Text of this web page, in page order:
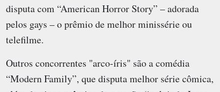
disputa com “American Horror Story” – adorada
pelos gays – o prêmio de melhor minissérie ou
telefilme.
Outros concorrentes "arco-íris" são a comédia
“Modern Family”, que disputa melhor série cômica,